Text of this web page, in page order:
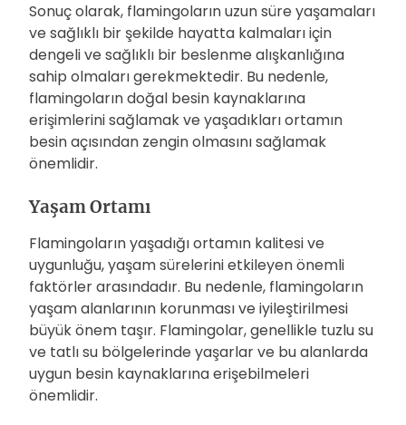
Sonuç olarak, flamingoların uzun süre yaşamaları
ve sağlıklı bir şekilde hayatta kalmaları için
dengeli ve sağlıklı bir beslenme alışkanlığına
sahip olmaları gerekmektedir. Bu nedenle,
flamingoların doğal besin kaynaklarına
erişimlerini sağlamak ve yaşadıkları ortamın
besin açısından zengin olmasını sağlamak
önemlidir.
Yaşam Ortamı
Flamingoların yaşadığı ortamın kalitesi ve
uygunluğu, yaşam sürelerini etkileyen önemli
faktörler arasındadır. Bu nedenle, flamingoların
yaşam alanlarının korunması ve iyileştirilmesi
büyük önem taşır. Flamingolar, genellikle tuzlu su
ve tatlı su bölgelerinde yaşarlar ve bu alanlarda
uygun besin kaynaklarına erişebilmeleri
önemlidir.